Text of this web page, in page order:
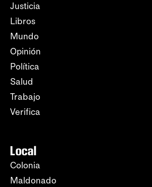
Justicia
Libros
Mundo
Opinión
Política
Salud
Trabajo
Verifica
Local
Colonia
Maldonado